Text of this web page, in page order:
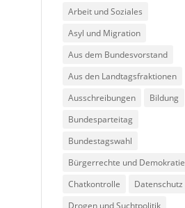
Arbeit und Soziales
Asyl und Migration
Aus dem Bundesvorstand
Aus den Landtagsfraktionen
Ausschreibungen
Bildung
Bundesparteitag
Bundestagswahl
Bürgerrechte und Demokratie
Chatkontrolle
Datenschutz